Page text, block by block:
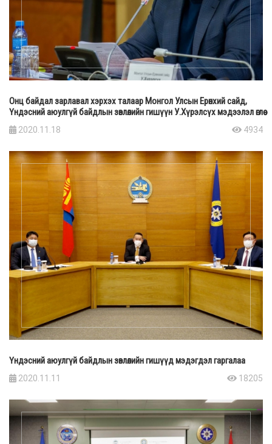
Онц байдал зарлавал хэрхэх талаар Монгол Улсын Ерөнхий сайд,
Үндэсний аюулгүй байдлын зөвлөлийн гишүүн У.Хүрэлсүх мэдээлэл өглөө
2020.11.18 4934
Үндэсний аюулгүй байдлын зөвлөлийн гишүүд мэдэгдэл гаргалаа
2020.11.11 18205